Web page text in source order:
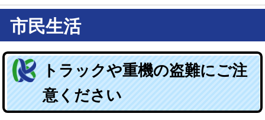
市民生活
トラックや重機の盗難にご注
意ください